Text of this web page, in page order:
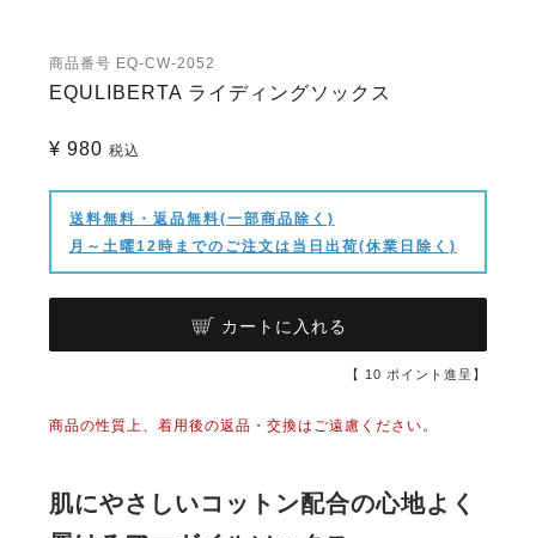
商品番号 EQ-CW-2052
EQULIBERTA ライディングソックス
¥ 980 税込
送料無料・返品無料(一部商品除く)
月～土曜12時までのご注文は当日出荷(休業日除く)
カートに入れる
【 10 ポイント進呈】
商品の性質上、着用後の返品・交換はご遠慮ください。
肌にやさしいコットン配合の心地よく